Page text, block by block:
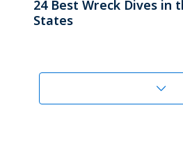
24 Best Wreck Dives in
States